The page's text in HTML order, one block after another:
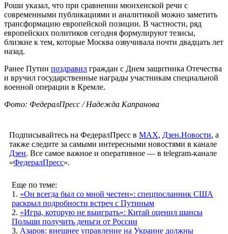
Роши указал, что при сравнении мюнхенской речи с
современными публикациями и аналитикой можно заметить
трансформацию европейской позиции. В частности, ряд
европейских политиков сегодня формулируют тезисы,
близкие к тем, которые Москва озвучивала почти двадцать лет
назад.
Ранее Путин поздравил граждан с Днем защитника Отечества
и вручил государственные награды участникам специальной
военной операции в Кремле.
Фото: ФедералПресс / Надежда Капранова
Подписывайтесь на ФедералПресс в МАХ, Дзен.Новости, а
также следите за самыми интересными новостями в канале
Дзен. Все самое важное и оперативное — в telegram-канале
«ФедералПресс».
Еще по теме:
1. «Он всегда был со мной честен»: спецпосланник США
раскрыл подробности встреч с Путиным
2. «Игра, которую не выиграть»: Китай оценил шансы
Польши получить деньги от России
3. Азаров: внешнее управление на Украине должны